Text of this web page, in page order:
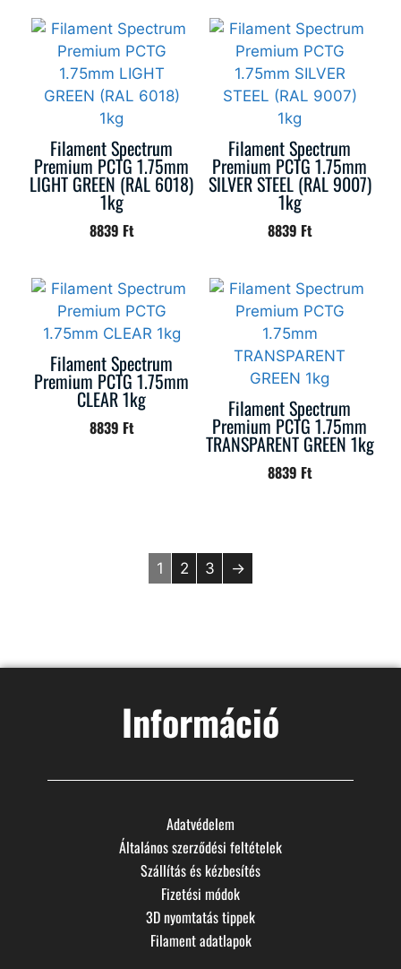
Filament Spectrum
Premium PCTG 1.75mm
LIGHT GREEN (RAL 6018)
1kg
8839 Ft
Filament Spectrum
Premium PCTG 1.75mm
SILVER STEEL (RAL 9007)
1kg
8839 Ft
Filament Spectrum
Premium PCTG 1.75mm
CLEAR 1kg
8839 Ft
Filament Spectrum
Premium PCTG 1.75mm
TRANSPARENT GREEN 1kg
8839 Ft
1 2 3 →
Információ
Adatvédelem
Általános szerződési feltételek
Szállítás és kézbesítés
Fizetési módok
3D nyomtatás tippek
Filament adatlapok